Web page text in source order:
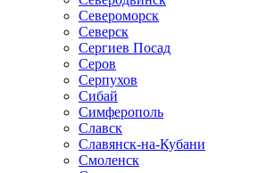
Североморск
Северск
Сергиев Посад
Серов
Серпухов
Сибай
Симферополь
Славск
Славянск-на-Кубани
Смоленск